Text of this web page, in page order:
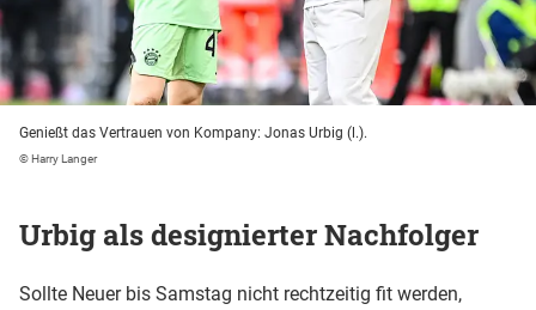
Genießt das Vertrauen von Kompany: Jonas Urbig (l.).
© Harry Langer
Urbig als designierter Nachfolger
Sollte Neuer bis Samstag nicht rechtzeitig fit werden,